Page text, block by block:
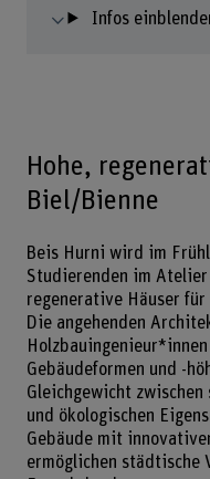
Infos
Hohe,
Biel/Bienne
Beis Hurni wird im
Studierenden im Atelier
regenerative Häuser
Die angehenden
Gebäudeformen und -
Gleichgewicht
und ökologischen
Gebäude mit
ermöglichen städtische